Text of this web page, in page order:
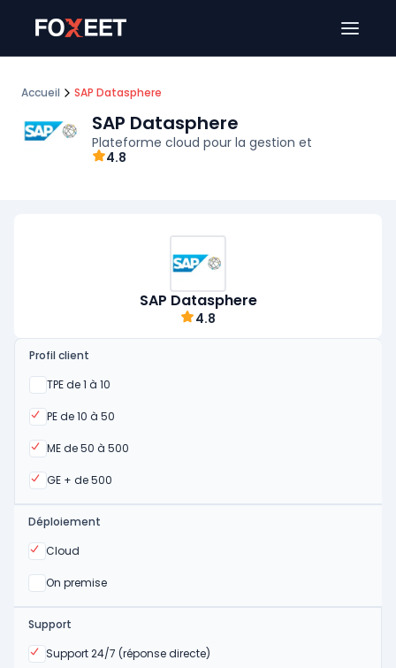
Accueil SAP Datasphere
SAP Datasphere
Plateforme cloud pour la gestion et
4.8
SAP Datasphere
4.8
Profil client
TPE de 1 à 10
Oui
PE de 10 à 50
Oui
ME de 50 à 500
Oui
GE + de 500
Oui
Déploiement
Cloud
Oui
On premise
Oui
Support
Support 24/7 (réponse directe)
Oui